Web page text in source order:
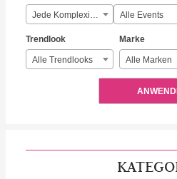
Jede Komplexität Alle Events
Trendlook
Alle Trendlooks
Marke
Alle Marken